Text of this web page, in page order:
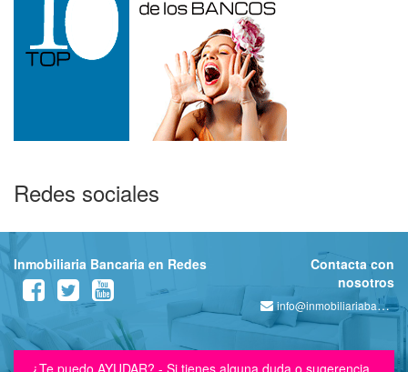
Redes sociales
Inmobiliaria Bancaria en Redes
Contacta con
nosotros
info@inmobiliariabancaria.com
¿Te puedo AYUDAR? - Si tienes alguna duda o sugerencia,